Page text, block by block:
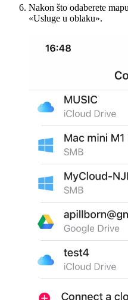
Nakon što odaberete
«Usluge u oblaku».